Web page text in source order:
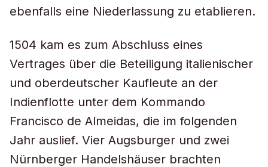
ebenfalls eine Niederlassung zu etablieren.
1504 kam es zum Abschluss eines
Vertrages über die Beteiligung italienischer
und oberdeutscher Kaufleute an der
Indienflotte unter dem Kommando
Francisco de Almeidas, die im folgenden
Jahr auslief. Vier Augsburger und zwei
Nürnberger Handelshäuser brachten